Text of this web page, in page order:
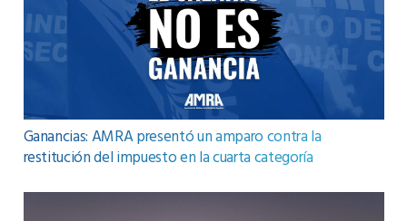
Ganancias: AMRA presentó un amparo contra la
restitución del impuesto en la cuarta categoría